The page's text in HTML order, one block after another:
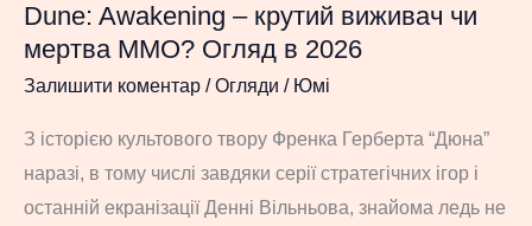
Dune: Awakening – крутий виживач чи
мертва ММО? Огляд в 2026
Залишити коментар /Огляди / Юмі
З історією культового твору Френка Герберта “Дюна”
наразі, в тому числі завдяки серії стратегічних ігор і
останній екранізації Денні Вільньова, знайома ледь не